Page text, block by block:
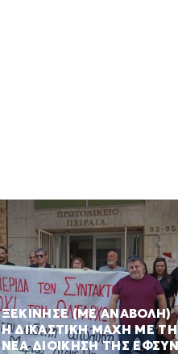
ΞΕΚΙΝΗΣΕ (ΜΕ ΑΝΑΒΟΛΗ)
Η ΔΙΚΑΣΤΙΚΗ ΜΑΧΗ ΜΕ ΤΗ
ΝΕΑ ΔΙΟΙΚΗΣΗ ΤΗΣ ΕΦΣΥΝ